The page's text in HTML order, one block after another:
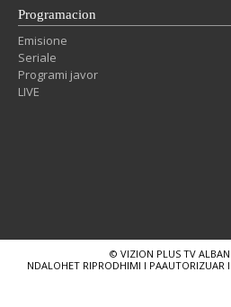
Programacion
Emisione
Seriale
Programi javor
LIVE
© VIZION PLUS TV
NDALOHET RIPRODHIMI I PAAUTORIZUAR I